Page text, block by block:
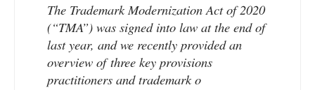
The Trademark Modernization Act of 2020
(“TMA”) was signed into law at the end of
last year, and we recently provided an
overview of three key provisions
practitioners and trademark o